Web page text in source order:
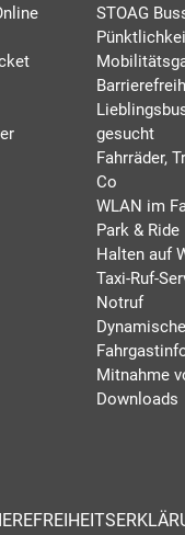
STOAG
gesucht
Fahrräder,
Co
WLAN im
Park & Ride
Halten auf
Taxi-Ruf-
Notruf
Dynamische
Mitnahme
Downloads